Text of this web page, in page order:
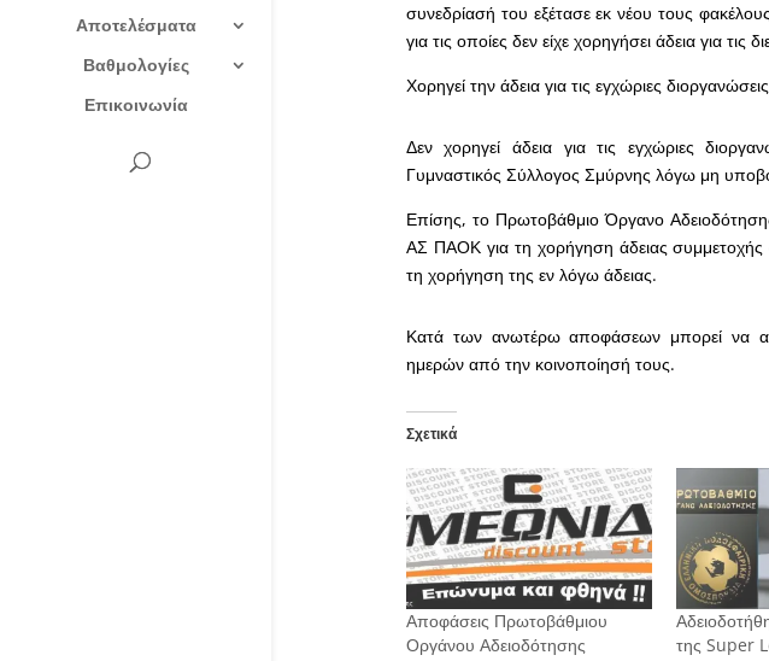
Αποτελέσματα
Βαθμολογίες
Επικοινωνία
συνεδρίασή του εξέτασε εκ νέου τους
για τις οποίες δεν είχε χορηγήσει άδεια για
Χορηγεί την άδεια για τις εγχώριες
Δεν χορηγεί άδεια για τις εγχώριες
Γυμναστικός Σύλλογος Σμύρνης λόγω μη
Επίσης, το Πρωτοβάθμιο Όργανο
ΑΣ ΠΑΟΚ για τη χορήγηση άδειας
τη χορήγηση της εν λόγω άδειας.
Κατά των ανωτέρω αποφάσεων μπορεί να
ημερών από την κοινοποίησή τους.
Σχετικά
Αποφάσεις Πρωτοβάθμιου
Οργάνου Αδειοδότησης
της Super